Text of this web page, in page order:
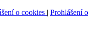
o cookies | Prohlášení o